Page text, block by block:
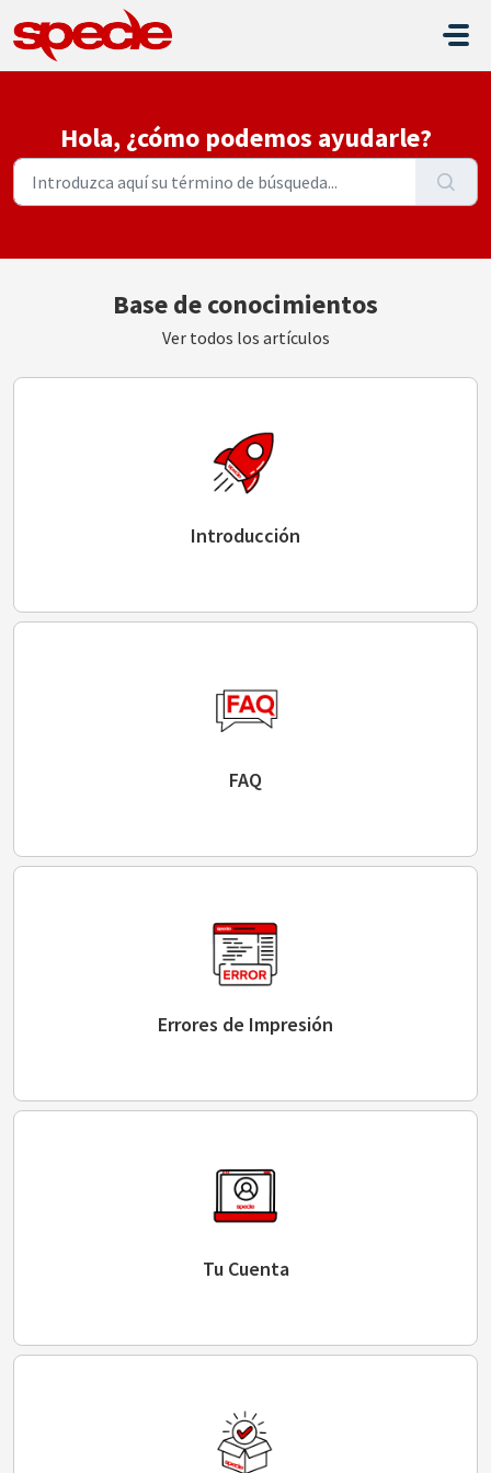
Saltar al contenido principal
Hola, ¿cómo podemos ayudarle?
Base de conocimientos
Ver todos los artículos
Introducción
FAQ
Errores de Impresión
Tu Cuenta